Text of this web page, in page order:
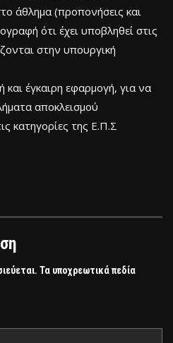
άθλημα (προπονήσεις και
ότι έχει υποβληθεί στις
στην υπουργική
έγκαιρη εφαρμογή, για να
αποκλεισμού
κατηγορίες της Ε.Π.Σ
Τα υποχρεωτικά πεδία